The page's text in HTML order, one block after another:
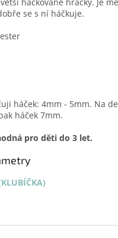
se s ní háčkuje.
háček: 4mm - 5mm. Na
háček 7mm.
pro děti do 3 let.